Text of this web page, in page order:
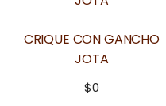
CRIQUE CON GANCHO
JOTA
$0